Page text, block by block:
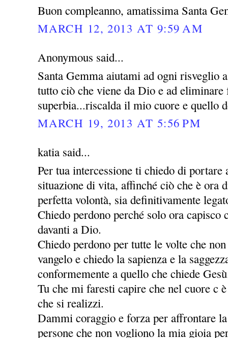
Buon compleanno, amatissima Santa
MARCH 12, 2013 AT 9:59 AM
Anonymous said...
Santa Gemma aiutami ad ogni risveglio
tutto ciò che viene da Dio e ad eliminare
superbia...riscalda il mio cuore e quello
MARCH 19, 2013 AT 5:56 PM
katia said...
Per tua intercessione ti chiedo di portare
situazione di vita, affinché ciò che è ora
perfetta volontà, sia definitivamente
Chiedo perdono perché solo ora
davanti a Dio.
Chiedo perdono per tutte le volte che
vangelo e chiedo la sapienza e la
conformemente a quello che chiede
Tu che mi faresti capire che nel cuore c
che si realizzi.
Dammi coraggio e forza per affrontare
persone che non vogliono la mia gioia